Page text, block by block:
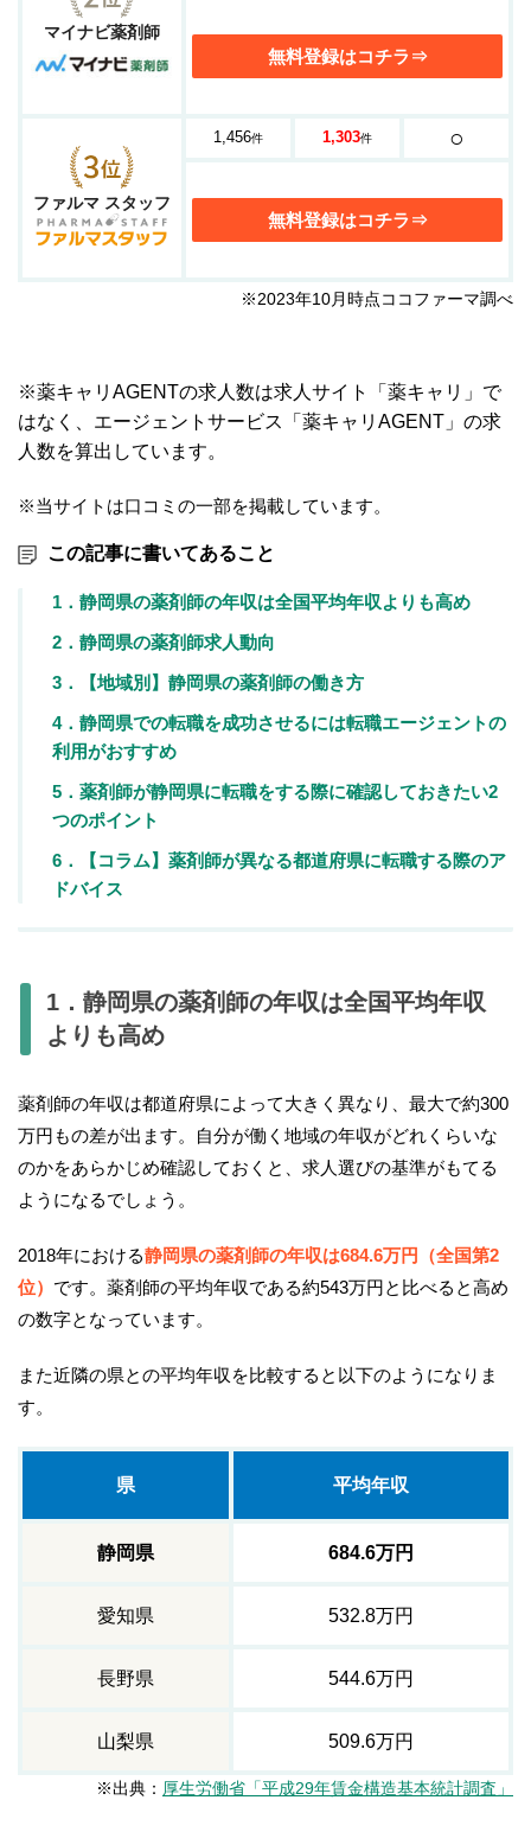
マイナビ薬剤師
無料登録はコチラ⇒
ファルマ スタッフ
1,456件 1,303件 ○
無料登録はコチラ⇒
※2023年10月時点ココファーマ調べ
※薬キャリAGENTの求人数は求人サイト「薬キャリ」で
はなく、エージェントサービス「薬キャリAGENT」の求
人数を算出しています。
※当サイトは口コミの一部を掲載しています。
この記事に書いてあること
1．静岡県の薬剤師の年収は全国平均年収よりも高め
2．静岡県の薬剤師求人動向
3．【地域別】静岡県の薬剤師の働き方
4．静岡県での転職を成功させるには転職エージェントの
利用がおすすめ
5．薬剤師が静岡県に転職をする際に確認しておきたい2
つのポイント
6．【コラム】薬剤師が異なる都道府県に転職する際のア
ドバイス
1．静岡県の薬剤師の年収は全国平均年収
よりも高め
薬剤師の年収は都道府県によって大きく異なり、最大で約300
万円もの差が出ます。自分が働く地域の年収がどれくらいな
のかをあらかじめ確認しておくと、求人選びの基準がもてる
ようになるでしょう。
2018年における静岡県の薬剤師の年収は684.6万円（全国第2
位） です。薬剤師の平均年収である約543万円と比べると高め
の数字となっています。
また近隣の県との平均年収を比較すると以下のようになりま
す。
県 平均年収
静岡県 684.6万円
愛知県 532.8万円
長野県 544.6万円
山梨県 509.6万円
※出典： 厚生労働省「平成29年賃金構造基本統計調査」